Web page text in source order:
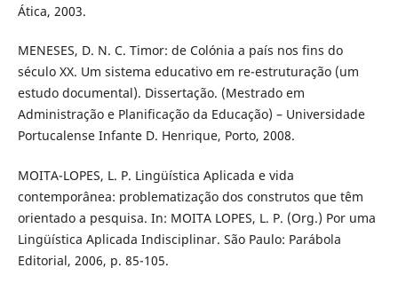
Ática, 2003.
MENESES, D. N. C. Timor: de Colónia a país nos fins do
século XX. Um sistema educativo em re-estruturação (um
estudo documental). Dissertação. (Mestrado em
Administração e Planificação da Educação) – Universidade
Portucalense Infante D. Henrique, Porto, 2008.
MOITA-LOPES, L. P. Lingüística Aplicada e vida
contemporânea: problematização dos construtos que têm
orientado a pesquisa. In: MOITA LOPES, L. P. (Org.) Por uma
Lingüística Aplicada Indisciplinar. São Paulo: Parábola
Editorial, 2006, p. 85-105.